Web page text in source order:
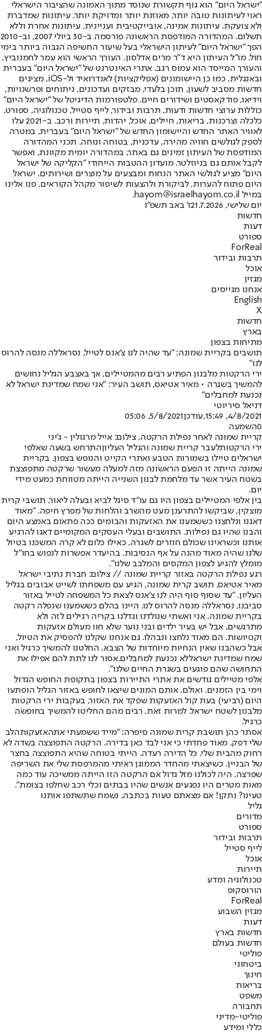
"ישראל היום" הוא גוף תקשורת שנוסד מתוך האמונה שהציבור הישראלי
ראוי לעיתונות טובה יותר, מאוזנת יותר ומדויקת יותר. עיתונות שמדברת
ולא צועקת. עיתונות אמינה, אובייקטיבית ועניינית. עיתונות אחרת וללא
תשלום. המהדורה המודפסת הראשונה פורסמה ב-30 ביולי 2007, וב-2010
הפך "ישראל היום" לעיתון הישראלי בעל שיעור החשיפה הגבוה ביותר בימי
חול. מו"ל העיתון היא ד"ר מרים אדלסון. העורך הראשי הוא עמר לחמנוביץ,
והעורך המייסד הוא עמוס רגב. אתרי האינטרנט של "ישראל היום" בעברית
ובאנגלית, כמו כן היישומונים (אפליקציות) לאנדרואיד ול-iOS, מציגים
חדשות מסביב לשעון, תוכן בלעדי, מבזקים ועדכונים, ניתוחים ופרשנויות,
וידיאו, פודקאסטים ושידורים חיים. פלטפורמות הדיגיטל של "ישראל היום"
כוללות ערוצי חדשות ודעות, תרבות ובידור, לייף סטייל, טכנולוגיה, ספורט,
כלכלה וצרכנות, בריאות, חיילים, אוכל, יהדות, תיירות ורכב. ב-2021 עלו
לאוויר האתר החדש והיישומון החדש של "ישראל היום" בעברית, במטרה
לספק לגולשים חוויה מהירה, עדכנית, בטוחה ונוחה. תכני המהדורה
המודפסת של העיתון זמינים גם באתר, במהדורה יומית מקוונת, ואפשר
לקבל אותם גם בניוזלטר. מועדון ההטבות הייחודי "הקליקה של ישראל
היום" מציע לגולשי האתר הנחות ומבצעים על מוצרים ושירותים. ישראל
היום פתוח להערות, לביקורת ולהצעות לשיפור מקהל הקוראים. פנו אלינו
במייל hayom@israelhayom.co.il.
יום שלישי, 21.7.2026
ז' באב תשפ"ו
חדשות
דעות
ספורט
ForReal
תרבות ובידור
אוכל
מגזין
אנחנו מגייסים
English
X
חדשות
בארץ
מתיחות בצפון
תושבים בקריית שמונה: "עד שהיה לנו צ’אנס לטייל, נסראללה מנסה להרוס
לנו"
ירי הרקטות מלבנון הפתיע רבים מהמטיילים, אך באצבע הגליל נחושים
להמשיך בשגרה • מאיר אטיאס, תושב העיר: "אני שמח שמדינת ישראל לא
נכנעת למחבלים"
דניאל סיריוטי
4/8/2021, 15:49
,עודכן5/8/2021, 05:06
0השמעה
קריית שמונה לאחר נפילת הרקטה, צילום: אייל מרגולין - ג'יני
ירי הרקטותלעבר קריית שמונה והגליל העליוןהתרחש בשעה שאלפי
ישראלים טיילו בשמורות הטבע ואתרי הקייט והנופש בצפון. בקריית
שמונה הייתה זו הפעם הראשונה מזה למעלה מעשור שרקטה מתפוצצת
בשטח העיר אשר עד מלחמת לבנון השנייה הייתה מטווחת כמעט מידי
יום.
בין אלפי המטיילים בצפון היו גם עו"ד סיגל לביא ובעלה ליאור, תושבי קרית
מוצקין, שביקשו להתרענן מעט מהשרב והלחות של מפרץ חיפה. "מאוד
דאגנו ונלחצנו כששמענו את האזעקות והבומים ככה פתאום באמצע היום
והבנו שהיו גם נפילות. התושבים ובעלי העסקים המקומיים דאגו להרגיע
אותנו וכשראינו שכולם חוזרים לשגרה, כאילו כלום לא קרה המשכנו בטיול
שלנו שהיה מאוד מהנה על אף הנסיבות. בהיעדר אפשרות לנפוש בחו"ל
מומלץ להגיע לצפון המקסים והמלבב שלנו".
רגע נפילת הרקטה באזור קריית שמונה // צילום: חברת נתיבי ישראל
מאיר אטיאס, תושב קרית שמונה, הגיע עם משפחתו לשייט אבובים בגליל
העליון. "עד שסוף סוף היה לנו צ’אנס לצאת כל המשפחה לטייל באזור
סביבנו, נסראללה מנסה להרוס לנו. היינו בהלם כששמענו שנפלה רקטה
בקריית שמונה. אני ואשתי שנולדנו וגדלנו בקריה רגילים לזה ולא
מתרגשים, אבל יש בעיר ילדים ובני נוער שלא חוו מעולם אזעקות
וקטיושות. הם מאוד נלחצו ונבהלו. גם אנחנו שקלנו להפסיק את הטיול,
אבל כשהבנו שאין הנחיות מיוחדות של הצבא, החלטנו להמשיך כרגיל ואני
שמח שמדינת ישראללא נכנעת למחבלים.אסור לנו לתת להם אפילו את
התחושה שהם פוגעים בשגרת החיים שלנו".
אלפי מטיילים גודשים את אתרי התיירות בצפון בתקופת החופש הגדול
וימי בין הזמנים. ואולם, אותם המונים שיצאו לחופש באזור הגליל הופתעו
היום (רביעי) בעת קול האזעקות שפקד את האזור, בעקבות ירי הרקטות
מלבנון לשטח ישראל. למרות זאת, רבים מהם החליטו להמשיך בחופשה
כרגיל.
אסתר כהן תושבת קרית שמונה סיפרה: "מייד ששמעתי אתהאזעקותהלב
שלי דפק. מאוד פחדתי כי אני לבד כאן בדירה. הרקטה התפוצצה בשדה לא
רחוק מהבית שלי. כל הדירה רעדה. הייתי בטוחה שהיא התפוצצה בחצר
של הבניין. כשיצאתי מהחדר הממוגן ראיתי מהמרפסת שלי את השריפה
שפרצה. היה לכולנו מזל גדול אם הרקטה הזו הייתה ממשיכה עוד כמה
מאות מטרים היו נפגעים אנשים שהיו בבתים וכלי רכב שחלפו בצומת".
טעינו? נתקן! אם מצאתם טעות בכתבה, נשמח שתשתפו אותנו
גליל
מדורים
ספורט
תרבות ובידור
לייף סטייל
אוכל
תיירות
טכנולוגיה ומדע
הורוסקופ
ForReal
מגזין השבוע
דעות
חדשות בארץ
חדשות בעולם
פוליטי
ביטחוני
חינוך
בריאות
משפט
תחבורה
פוליטי-מדיני
כללי ומידע